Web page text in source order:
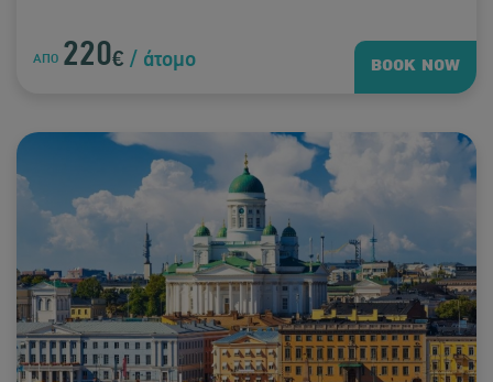
BOOK NOW
ΑΠΟ 220€ / άτομο